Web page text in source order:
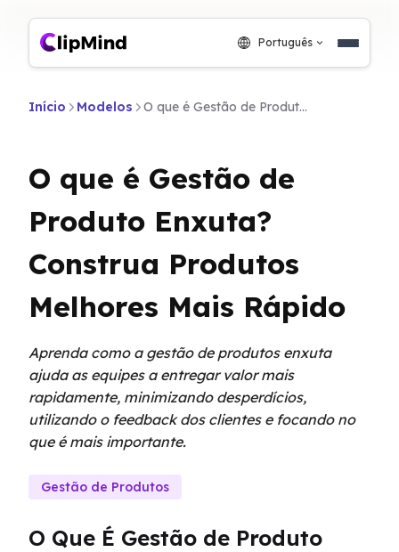
Português
Início Modelos O que é Gestão de Produto Enxuta? Construa Produtos Melhores Mais Rápido
O que é Gestão de
Produto Enxuta?
Construa Produtos
Melhores Mais Rápido
Aprenda como a gestão de produtos enxuta
ajuda as equipes a entregar valor mais
rapidamente, minimizando desperdícios,
utilizando o feedback dos clientes e focando no
que é mais importante.
Gestão de Produtos
O Que É Gestão de Produto